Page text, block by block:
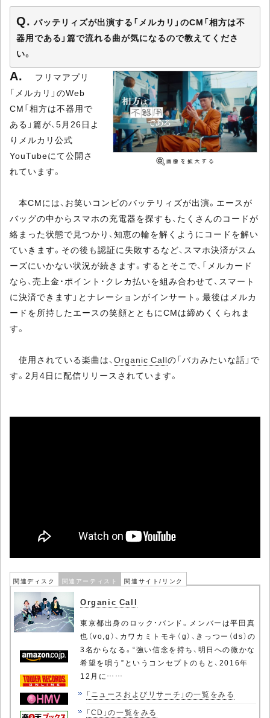
バッテリィズが出演する「メルカリ」のCM「相方は不
器用である」篇で流れる曲が気になるので教えてくださ
い。
フリマアプリ
「メルカリ」のWeb
CM「相方は不器用で
ある」篇が、5月26日よ
りメルカリ公式
YouTubeにて公開さ
れています。
本CMには、お笑いコンビのバッテリィズが出演。エースが
バッグの中からスマホの充電器を探すも、たくさんのコードが
絡まった状態で見つかり、知恵の輪を解くようにコードを解い
ていきます。その後も認証に失敗するなど、スマホ決済がスム
ーズにいかない状況が続きます。するとそこで、「メルカード
なら、売上金・ポイント・クレカ払いを組み合わせて、スマート
に決済できます」とナレーションがインサート。最後はメルカ
ードを所持したエースの笑顔とともにCMは締めくくられま
す。
使用されている楽曲は、Organic Callの「バカみたいな話」で
す。2月4日に配信リリースされています。
関連ディスク 関連アーティスト 関連サイト/リンク
Organic Call
東京都出身のロック・バンド。メンバーは平田真
也（vo,g）、カワカミトモキ（g）、きっつー（ds）の
3名からなる。“強い信念を持ち、明日への微かな
希望を唄う”というコンセプトのもと、2016年
12月に……
「ニュースおよびリサーチ」の一覧をみる
「CD」の一覧をみる